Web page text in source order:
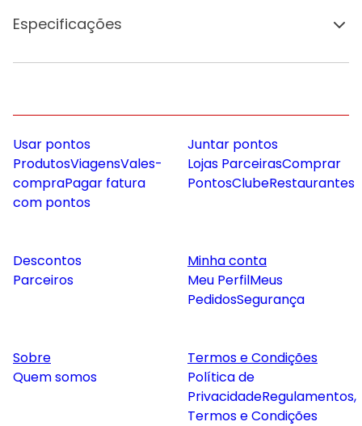
Especificações
Usar pontos
ProdutosViagensVales-
compraPagar fatura
com pontos
Juntar pontos
Lojas ParceirasComprar
PontosClubeRestaurantes
Descontos
Parceiros
Minha conta
Meu PerfilMeus
PedidosSegurança
Sobre
Quem somos
Termos e Condições
Política de
PrivacidadeRegulamentos,
Termos e Condições